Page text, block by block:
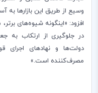
وسیع از طریق این بازارها به
افزود: «اینگونه شیوه‌های
در جلوگیری از ارتکاب به
دولت‌ها و نهادهای اجرای
مصرف‌کننده است.»